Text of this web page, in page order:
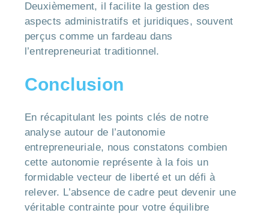
Deuxièmement, il facilite la gestion des
aspects administratifs et juridiques, souvent
perçus comme un fardeau dans
l’entrepreneuriat traditionnel.
Conclusion
En récapitulant les points clés de notre
analyse autour de l’autonomie
entrepreneuriale, nous constatons combien
cette autonomie représente à la fois un
formidable vecteur de liberté et un défi à
relever. L’absence de cadre peut devenir une
véritable contrainte pour votre équilibre